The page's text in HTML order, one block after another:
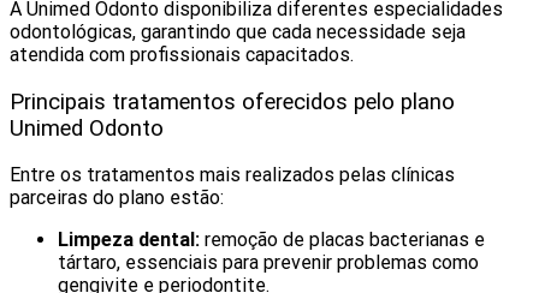
A Unimed Odonto disponibiliza diferentes especialidades
odontológicas, garantindo que cada necessidade seja
atendida com profissionais capacitados.
Principais tratamentos oferecidos pelo plano
Unimed Odonto
Entre os tratamentos mais realizados pelas clínicas
parceiras do plano estão:
Limpeza dental: remoção de placas bacterianas e
tártaro, essenciais para prevenir problemas como
gengivite e periodontite.